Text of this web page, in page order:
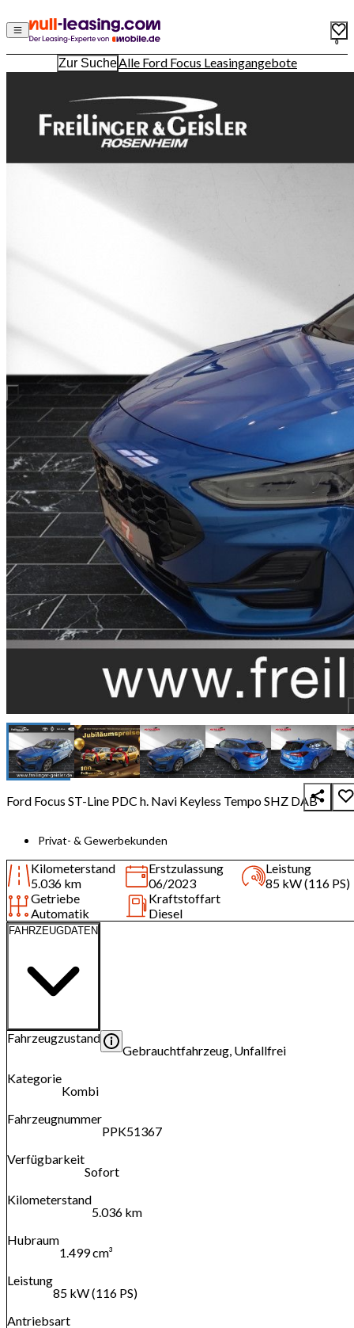
0
Zur SucheAlle Ford Focus Leasingangebote
Ford Focus ST-Line PDC h. Navi Keyless Tempo SHZ DAB
Privat- & Gewerbekunden
Kilometerstand
5.036 km
Erstzulassung
06/2023
Leistung
85 kW (116 PS)
Getriebe
Automatik
Kraftstoffart
Diesel
FAHRZEUGDATEN
Fahrzeugzustand
Gebrauchtfahrzeug, Unfallfrei
Kategorie
Kombi
Fahrzeugnummer
PPK51367
Verfügbarkeit
Sofort
Kilometerstand
5.036 km
Hubraum
1.499 cm³
Leistung
85 kW (116 PS)
Antriebsart